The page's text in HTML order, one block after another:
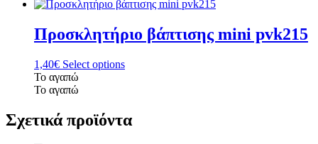
Προσκλητήριο βάπτισης mini pvk215
1,40€ Select options
Το αγαπώ
Το αγαπώ
Σχετικά προϊόντα